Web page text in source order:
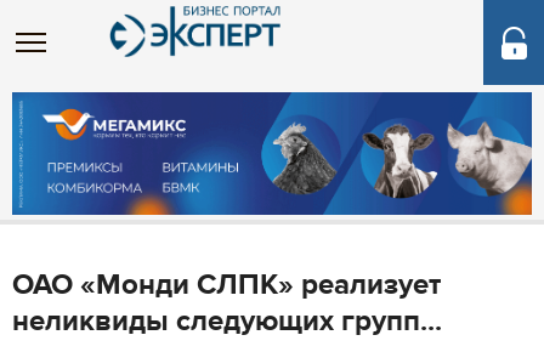
ОАО «Монди СЛПК» реализует
неликвиды следующих групп...